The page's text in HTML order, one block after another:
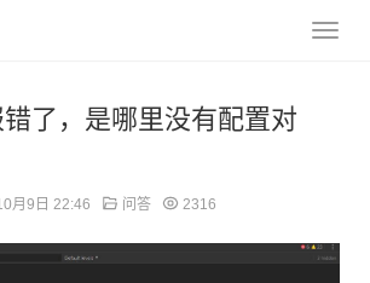
了，是哪里没有配置对
月9日 22:46 问答 2316